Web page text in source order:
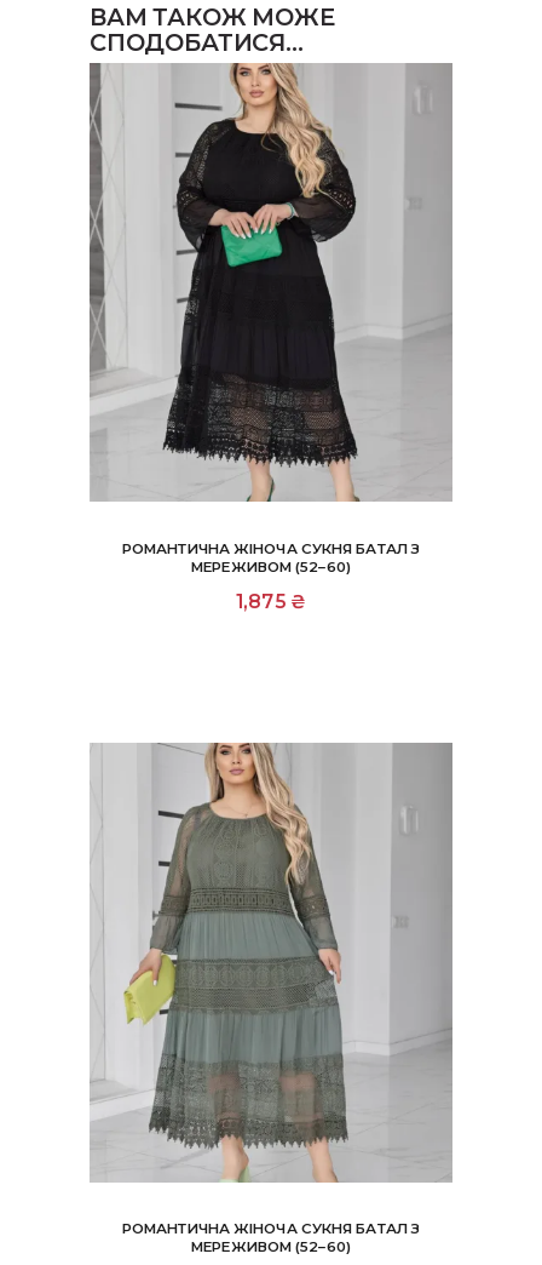
ВАМ ТАКОЖ МОЖЕ
СПОДОБАТИСЯ…
РОМАНТИЧНА ЖІНОЧА СУКНЯ БАТАЛ З
МЕРЕЖИВОМ (52–60)
1,875 ₴
РОМАНТИЧНА ЖІНОЧА СУКНЯ БАТАЛ З
МЕРЕЖИВОМ (52–60)